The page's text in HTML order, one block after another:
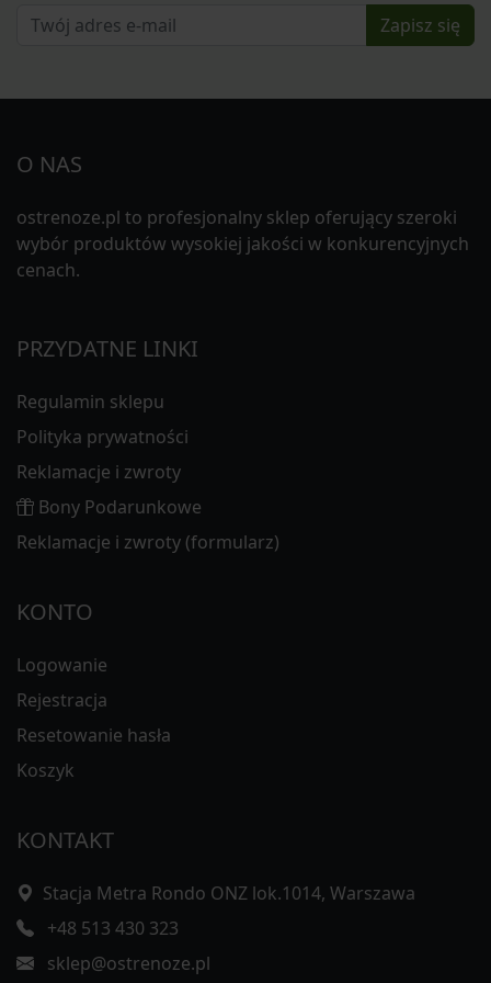
Zapisz się
O NAS
ostrenoze.pl to profesjonalny sklep oferujący szeroki
wybór produktów wysokiej jakości w konkurencyjnych
cenach.
PRZYDATNE LINKI
Regulamin sklepu
Polityka prywatności
Reklamacje i zwroty
Bony Podarunkowe
Reklamacje i zwroty (formularz)
KONTO
Logowanie
Rejestracja
Resetowanie hasła
Koszyk
KONTAKT
Stacja Metra Rondo ONZ lok.1014, Warszawa
+48 513 430 323
sklep@ostrenoze.pl